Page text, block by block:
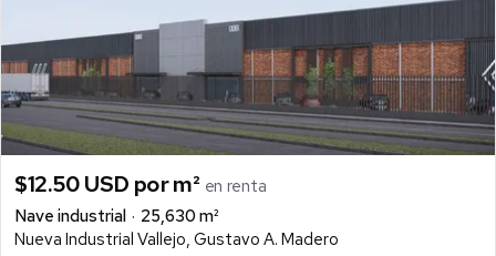
$12.50 USD por m² en renta
Nave industrial
25,630 m²
Nueva Industrial Vallejo, Gustavo A. Madero